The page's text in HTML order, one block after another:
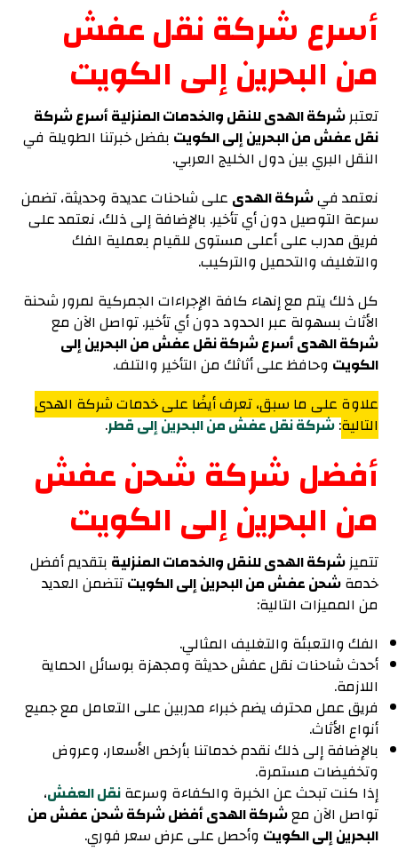
أسرع شركة نقل عفش
من البحرين إلى الكويت
تعتبرشركة الهدى للنقل والخدمات المنزلية أسرع شركة
نقل عفش من البحرين إلى الكويت بفضل خبرتنا الطويلة في
النقل البري بين دول الخليج العربي.
نعتمد فيشركة الهدى على شاحنات عديدة وحديثة، تضمن
سرعة التوصيل دون أي تأخير. بالإضافة إلى ذلك، نعتمد على
فريق مدرب على أعلى مستوى للقيام بعملية الفك
والتغليف والتحميل والتركيب.
كل ذلك يتم مع إنهاء كافة الإجراءات الجمركية لمرور شحنة
الأثاث بسهولة عبر الحدود دون أي تأخير. تواصل الآن مع
شركة الهدى أسرع شركة نقل عفش من البحرين إلى
الكويت وحافظ على أثاثك من التأخير والتلف.
علاوة على ما سبق، تعرف أيضًا على خدمات شركة الهدى
التالية:شركة نقل عفش من البحرين إلى قطر.
أفضل شركة شحن عفش
من البحرين إلى الكويت
تتميزشركة الهدى للنقل والخدمات المنزلية بتقديم أفضل
خدمةشحن عفش من البحرين إلى الكويتتتضمن العديد
من المميزات التالية:
الفك والتعبئة والتغليف المثالي.
أحدث شاحنات نقل عفش حديثة ومجهزة بوسائل الحماية
اللازمة.
فريق عمل محترف يضم خبراء مدربين على التعامل مع جميع
أنواع الأثاث.
بالإضافة إلى ذلك نقدم خدماتنا بأرخص الأسعار، وعروض
وتخفيضات مستمرة.
إذا كنت تبحث عن الخبرة والكفاءة وسرعةنقل العفش،
تواصل الآن معشركة الهدى أفضل شركة شحن عفش من
البحرين إلى الكويت وأحصل على عرض سعر فوري.